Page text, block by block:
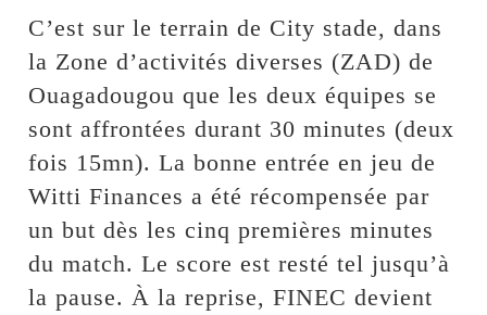
C’est sur le terrain de City stade, dans
la Zone d’activités diverses (ZAD) de
Ouagadougou que les deux équipes se
sont affrontées durant 30 minutes (deux
fois 15mn). La bonne entrée en jeu de
Witti Finances a été récompensée par
un but dès les cinq premières minutes
du match. Le score est resté tel jusqu’à
la pause. À la reprise, FINEC devient